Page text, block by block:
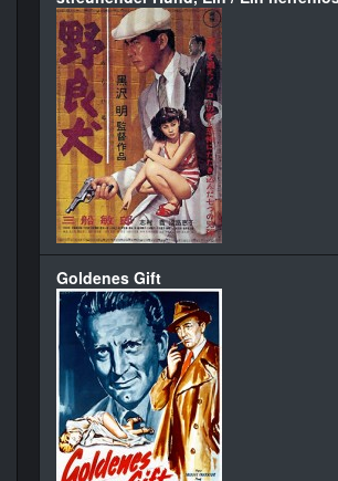
Goldenes Gift